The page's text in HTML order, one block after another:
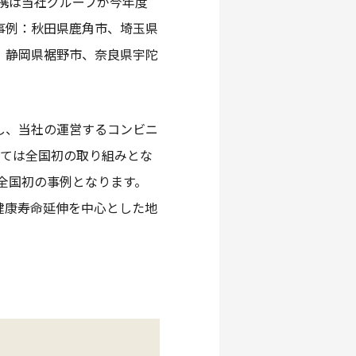
：秋田県鹿角市、埼玉県
岡県裾野市、奈良県宇陀
当社の運営するコンビニ
は全国初の取り組みとな
初の事例となります。
寿命延伸を中心とした地